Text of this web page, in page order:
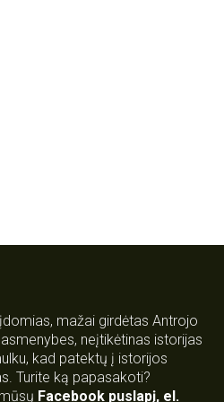
mažai girdėtas Antrojo
neįtikėtinas istorijas
kad patektų į istorijos
Turite ką papasakoti?
Facebook puslapį, el.